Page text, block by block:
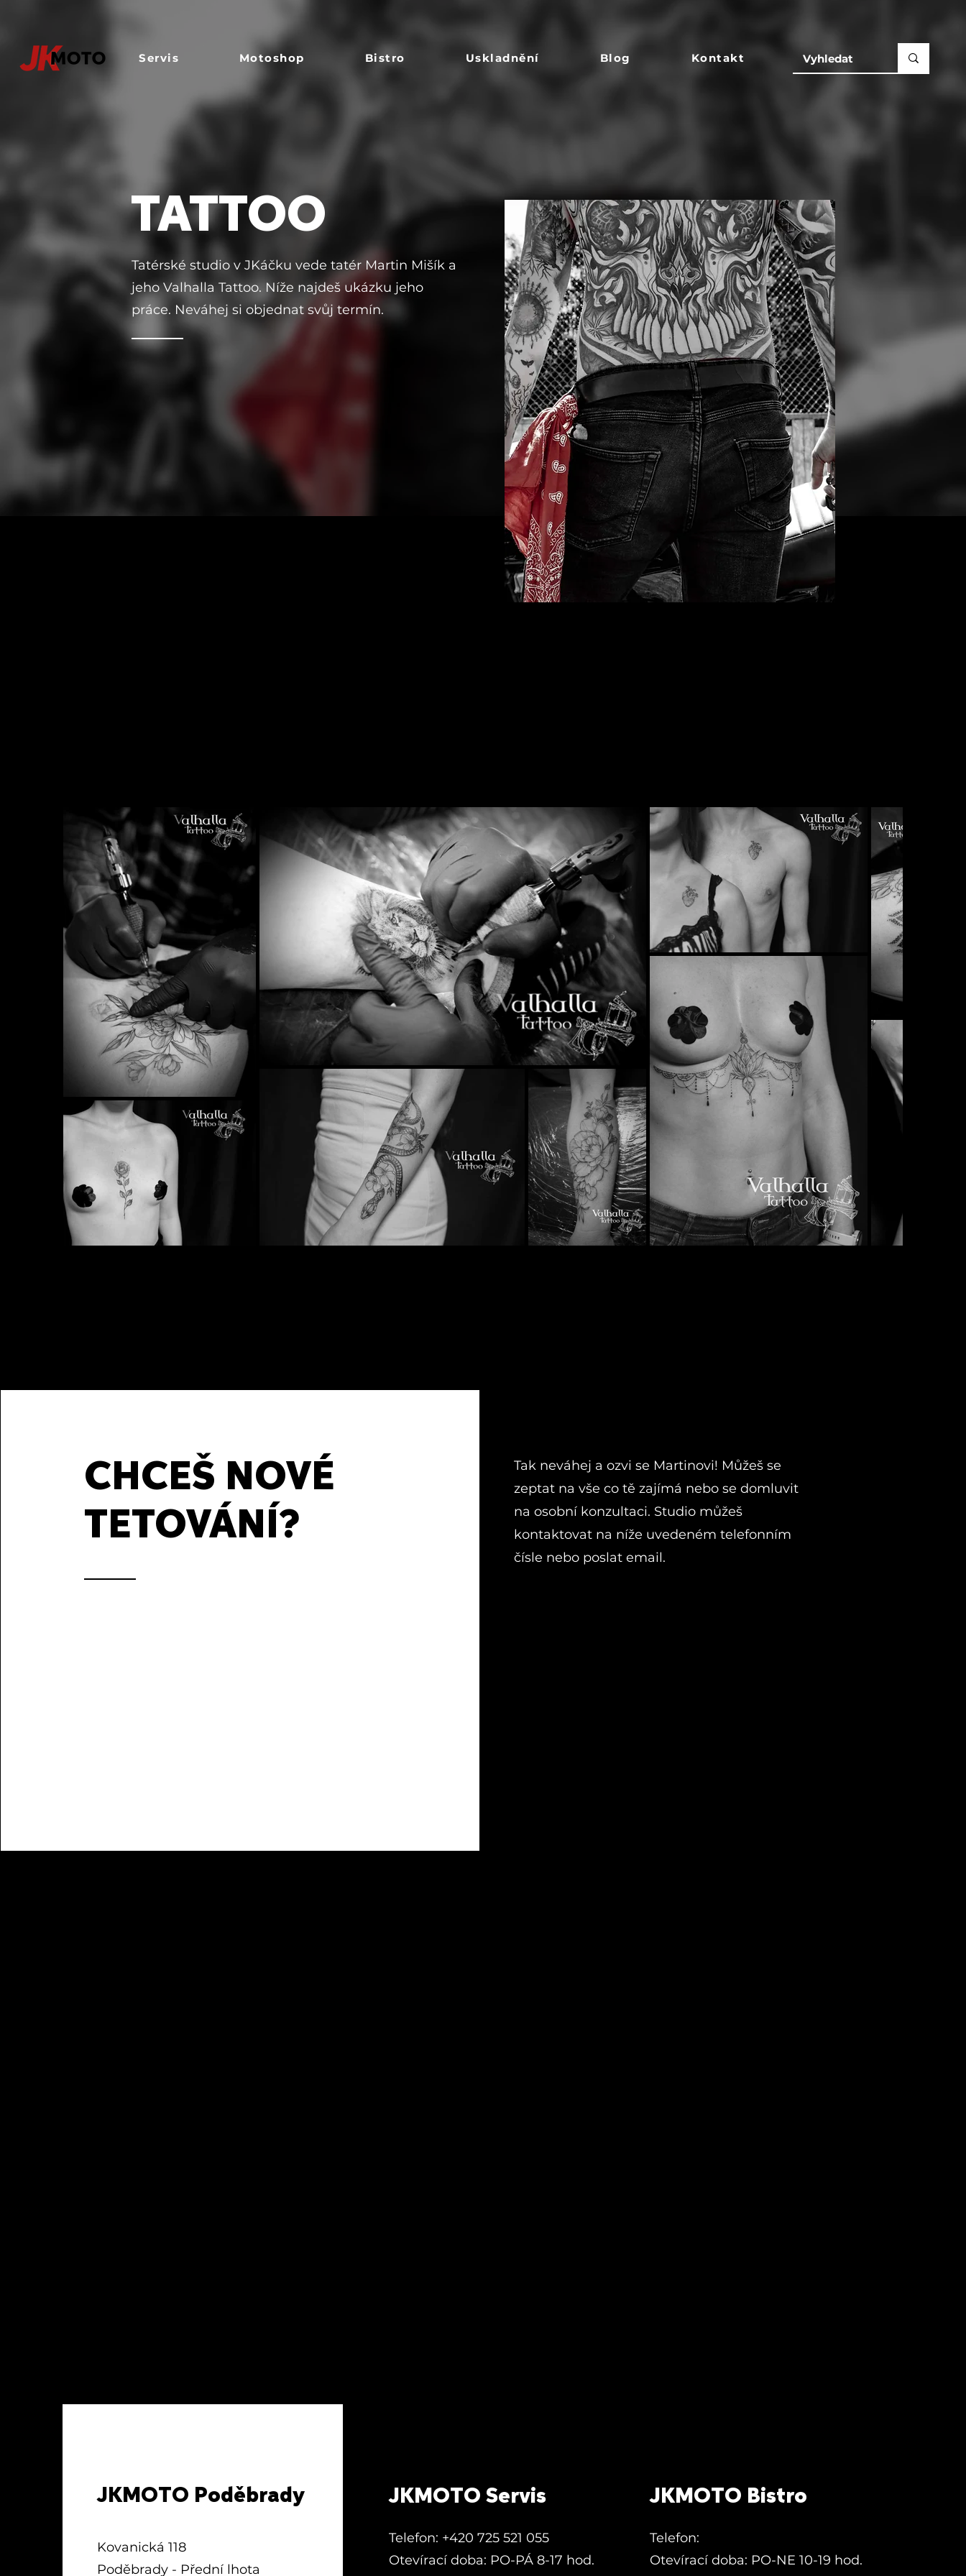
Servis Motoshop Bistro Uskladnění Blog Kontakt
TATTOO
Tatérské studio v JKáčku vede tatér Martin Mišík a
jeho Valhalla Tattoo. Níže najdeš ukázku jeho
práce. Neváhej si objednat svůj termín.
CHCEŠ NOVÉ
TETOVÁNÍ?
Tak neváhej a ozvi se Martinovi! Můžeš se
zeptat na vše co tě zajímá nebo se domluvit
na osobní konzultaci. Studio můžeš
kontaktovat na níže uvedeném telefonním
čísle nebo poslat email.
JKMOTO Poděbrady
Kovanická 118
Poděbrady - Přední lhota
JKMOTO Servis
Telefon: +420 725 521 055
Otevírací doba: PO-PÁ 8-17 hod.
JKMOTO Bistro
Telefon:
Otevírací doba: PO-NE 10-19 hod.